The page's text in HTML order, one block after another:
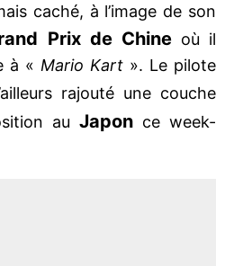
caché, à l’image de son
Prix de Chineoù il
à « Mario Kart ». Le pilote
rajouté une couche
au Japon ce week-